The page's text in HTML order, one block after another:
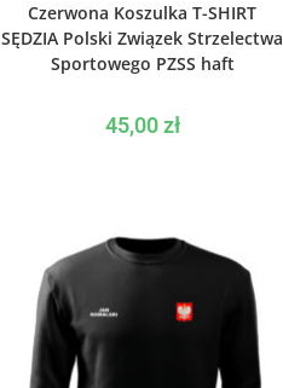
Czerwona Koszulka T-SHIRT
SĘDZIA Polski Związek Strzelectwa
Sportowego PZSS haft
45,00zł